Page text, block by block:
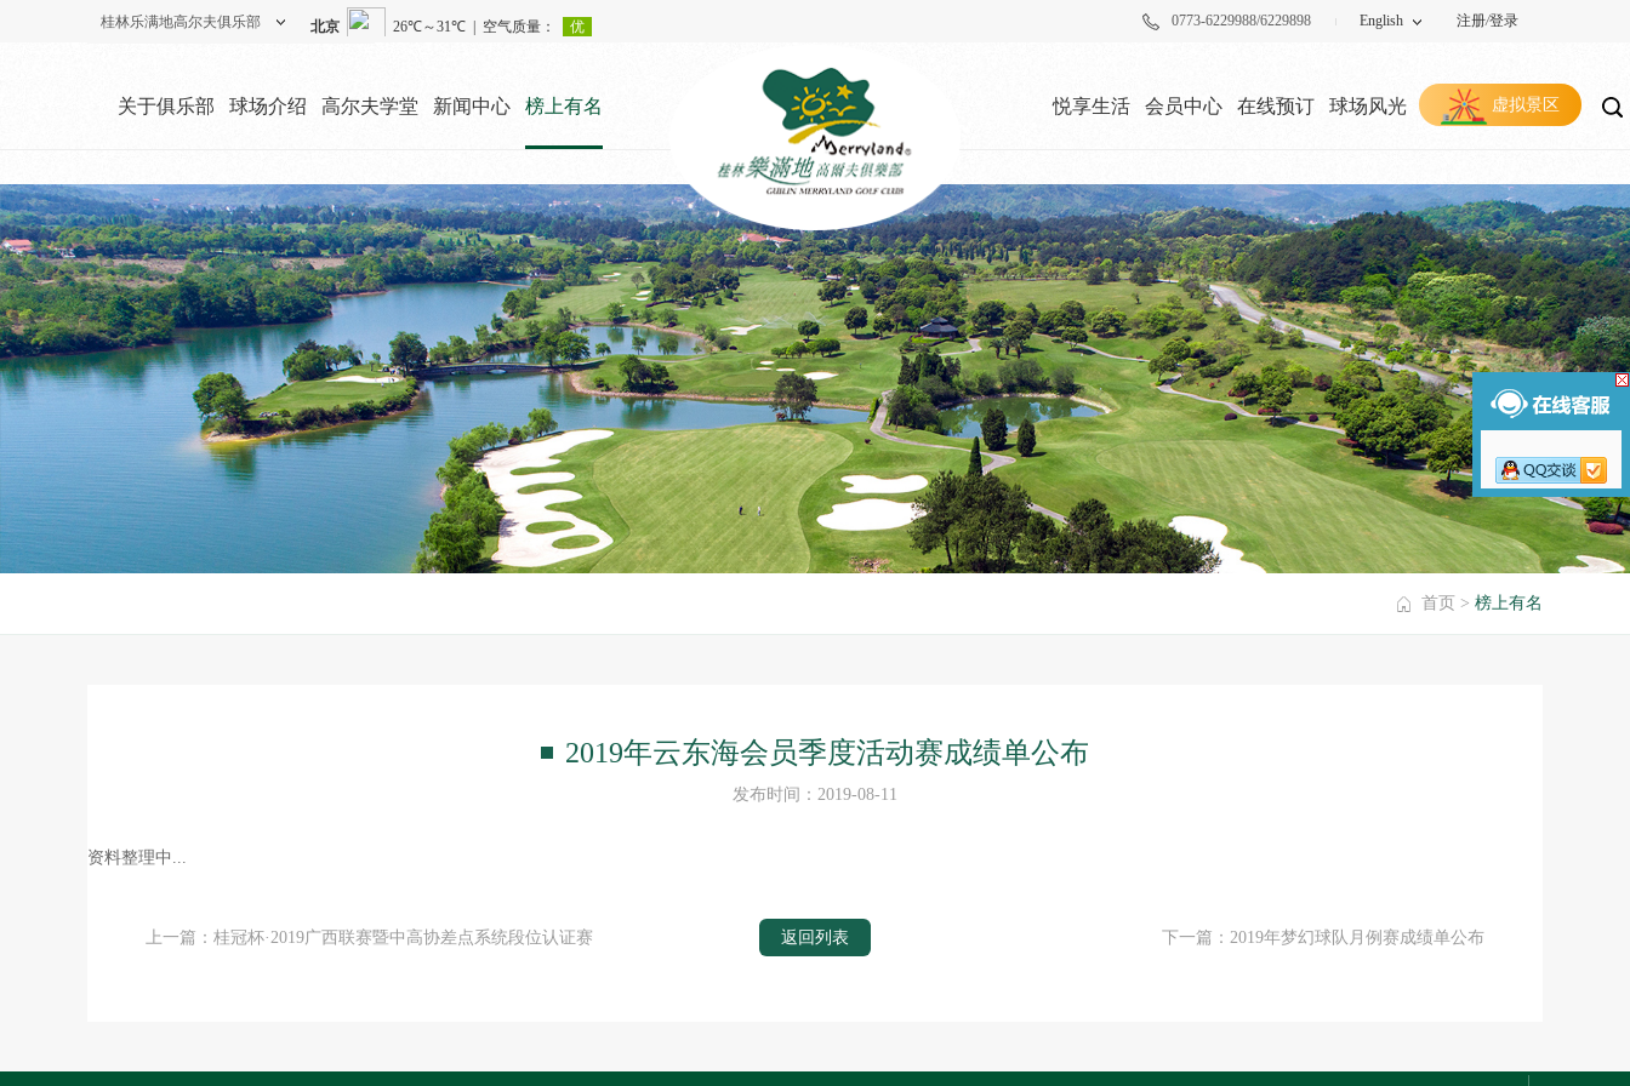
桂林乐满地高尔夫俱乐部 注册/登录
English
0773-6229988/6229898
关于俱乐部 球场介绍 高尔夫学堂 新闻中心 榜上有名 悦享生活 会员中心 在线预订 球场风光 虚拟景区
首页 > 榜上有名
2019年云东海会员季度活动赛成绩单公布
发布时间：2019-08-11
资料整理中...
上一篇：桂冠杯·2019广西联赛暨中高协差点系统段位认证赛 返回列表 下一篇：2019年梦幻球队月例赛成绩单公布